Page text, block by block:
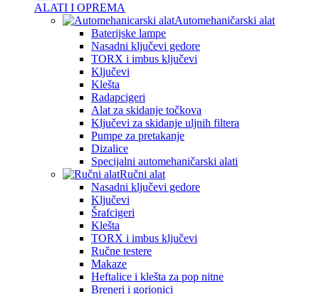
ALATI I OPREMA
Automehaničarski alat
Baterijske lampe
Nasadni ključevi gedore
TORX i imbus ključevi
Ključevi
Klešta
Radapcigeri
Alat za skidanje točkova
Ključevi za skidanje uljnih filtera
Pumpe za pretakanje
Dizalice
Specijalni automehaničarski alati
Ručni alat
Nasadni ključevi gedore
Ključevi
Šrafcigeri
Klešta
TORX i imbus ključevi
Ručne testere
Makaze
Heftalice i klešta za pop nitne
Breneri i gorionici